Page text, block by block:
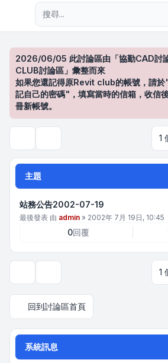
2026/06/05 此討論區由「協勤CAD討
CLUB討論區」彙整而來
如果您還記得原Revit club的帳號，請
記自己的密碼"，填寫當時的信箱，收信
冊新帳號。
1
主題
站務公告2002-07-19
最後發表 由 admin » 2002年 7月 19日, 10:45
0回覆
1
回到討論區首頁
系統訊息